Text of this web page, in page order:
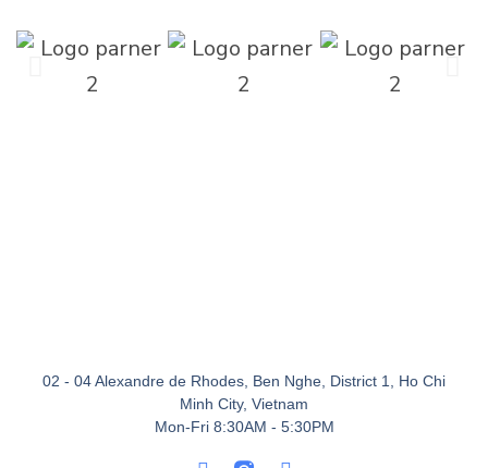
02 - 04 Alexandre de Rhodes, Ben Nghe, District 1, Ho Chi
Minh City, Vietnam
Mon-Fri 8:30AM - 5:30PM